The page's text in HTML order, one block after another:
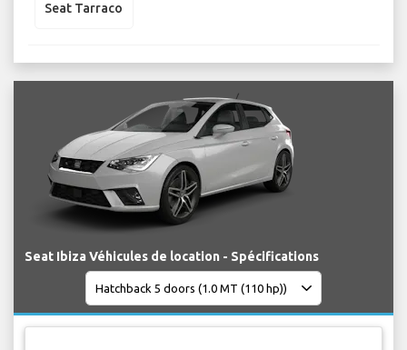
Seat Tarraco
Seat Ibiza Véhicules de location - Spécifications